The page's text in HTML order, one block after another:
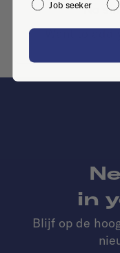
No
Want to add
in
Blijf op de
Job seeker